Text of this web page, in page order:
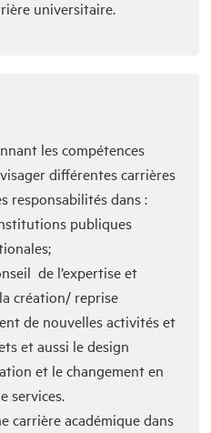
universitaire.
les compétences
différentes carrières
responsabilités dans :
publiques
de l’expertise et
création/ reprise
de nouvelles activités et
et aussi le design
et le changement en
services.
carrière académique dans